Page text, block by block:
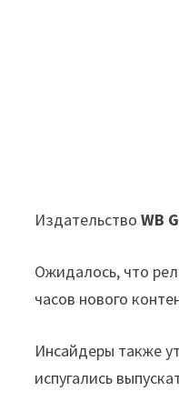
ИздательствоWB
Ожидалось, что
часов нового
Инсайдеры также
испугались